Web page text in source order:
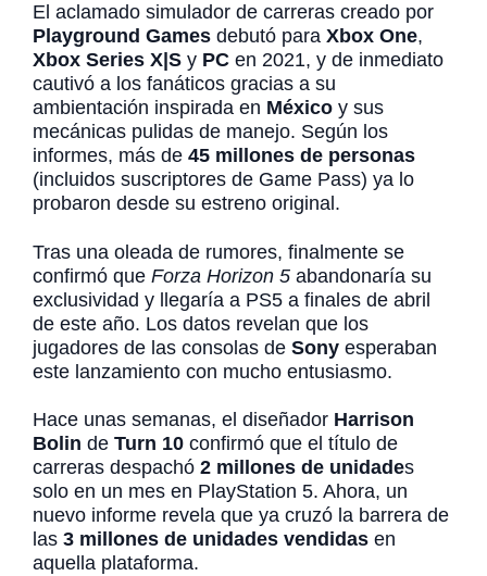
El aclamado simulador de carreras creado por
Playground Games debutó para Xbox One,
Xbox Series X|S y PC en 2021, y de inmediato
cautivó a los fanáticos gracias a su
ambientación inspirada en México y sus
mecánicas pulidas de manejo. Según los
informes, más de 45 millones de personas
(incluidos suscriptores de Game Pass) ya lo
probaron desde su estreno original.
Tras una oleada de rumores, finalmente se
confirmó que Forza Horizon 5 abandonaría su
exclusividad y llegaría a PS5 a finales de abril
de este año. Los datos revelan que los
jugadores de las consolas de Sony esperaban
este lanzamiento con mucho entusiasmo.
Hace unas semanas, el diseñador Harrison
Bolin de Turn 10 confirmó que el título de
carreras despachó 2 millones de unidades
solo en un mes en PlayStation 5. Ahora, un
nuevo informe revela que ya cruzó la barrera de
las 3 millones de unidades vendidas en
aquella plataforma.